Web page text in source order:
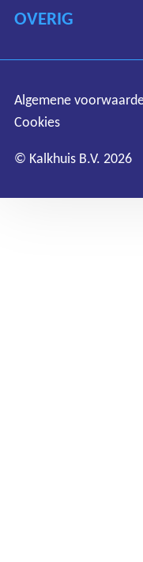
OVERIG
Algemene
Cookies
© Kalkhuis B.V. 2026